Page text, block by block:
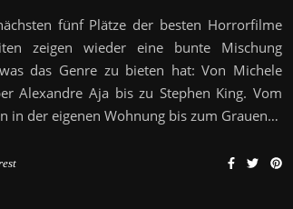
fünf Plätze der besten Horrorfilme
zeigen wieder eine bunte Mischung
das Genre zu bieten hat: Von Michele
Alexandre Aja bis zu Stephen King. Vom
in der eigenen Wohnung bis zum Grauen…